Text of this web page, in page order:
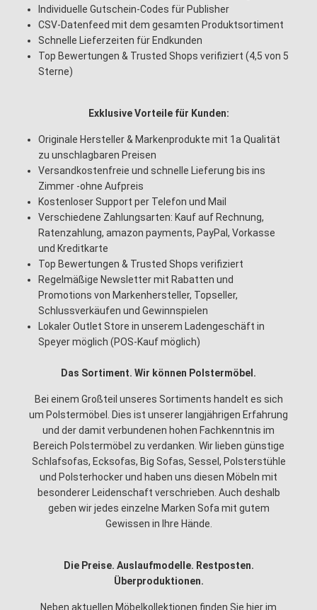
Individuelle Gutschein-Codes für Publisher
CSV-Datenfeed mit dem gesamten Produktsortiment
Schnelle Lieferzeiten für Endkunden
Top Bewertungen & Trusted Shops verifiziert (4,5 von 5
Sterne)
Exklusive Vorteile für Kunden:
Originale Hersteller & Markenprodukte mit 1a Qualität
zu unschlagbaren Preisen
Versandkostenfreie und schnelle Lieferung bis ins
Zimmer -ohne Aufpreis
Kostenloser Support per Telefon und Mail
Verschiedene Zahlungsarten: Kauf auf Rechnung,
Ratenzahlung, amazon payments, PayPal, Vorkasse
und Kreditkarte
Top Bewertungen & Trusted Shops verifiziert
Regelmäßige Newsletter mit Rabatten und
Promotions von Markenhersteller, Topseller,
Schlussverkäufen und Gewinnspielen
Lokaler Outlet Store in unserem Ladengeschäft in
Speyer möglich (POS-Kauf möglich)
Das Sortiment. Wir können Polstermöbel.
Bei einem Großteil unseres Sortiments handelt es sich
um Polstermöbel. Dies ist unserer langjährigen Erfahrung
und der damit verbundenen hohen Fachkenntnis im
Bereich Polstermöbel zu verdanken. Wir lieben günstige
Schlafsofas, Ecksofas, Big Sofas, Sessel, Polsterstühle
und Polsterhocker und haben uns diesen Möbeln mit
besonderer Leidenschaft verschrieben. Auch deshalb
geben wir jedes einzelne Marken Sofa mit gutem
Gewissen in Ihre Hände.
Die Preise. Auslaufmodelle. Restposten.
Überproduktionen.
Neben aktuellen Möbelkollektionen finden Sie hier im